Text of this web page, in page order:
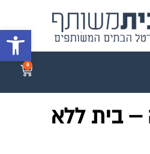
פתח
0
– בית ללא